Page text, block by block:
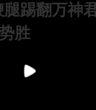
踢翻万神
胜